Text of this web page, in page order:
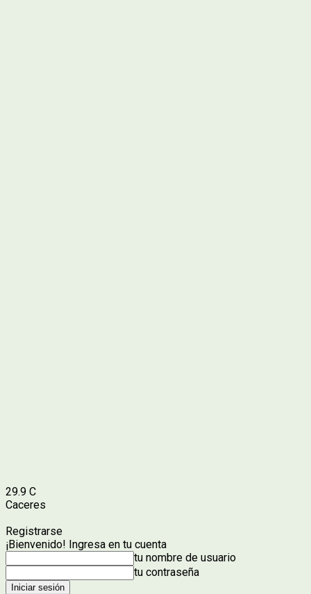
29.9 C
Caceres
Registrarse
¡Bienvenido! Ingresa en tu cuenta
tu nombre de usuario
tu contraseña